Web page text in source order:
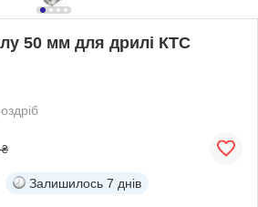
50 мм для дрилі КТС
₴
Залишилось 7 днів